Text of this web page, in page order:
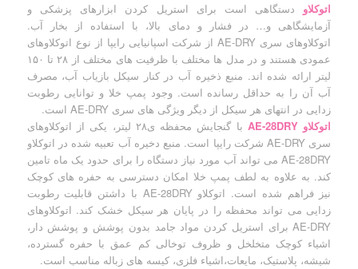
اتوکلاو دستگاهی است برای استریل کردن ابزارهای پزشکی و
آزمایشگاهی و… در فشار و دمای بالا، با استفاده از بخار آب.
اتوکلاوهای سری AE-DRY از شرکت اسپانیایی رایپا از نوع اتوکلاوهای
عمودی هستند و در مدل ها مختلف با ظرفیت های مختلف از ۲۸ تا ۱۵۰
لیتر ارائه شده اند. منبع ذخیره آب در کنار سیکل بازیاب آب، مصرف
آب آن را به حداقل رسانده است. وجود پمپ خلا و توانایی رطوبت
زدایی در انتهای هر سیکل از دیگر ویژگی های سری AE-DRY است.
اتوکلاو AE-28DRY
با گنجایش محفظه ی۲۸ لیتر، یکی از اتوکلاوهای
سری AE-DRY شرکت رایپا است. منبع دخیره آب تعبیه شده در اتوکلاو
AE-28DRY می تواند آب مورد نیاز دستگاه را برای حدود یک ماه تامین
کند. به علاوه به لطف پمپ خلا امکان دسترسی به حفره های کوچک
نیز فراهم شده است. اتوکلاو AE-28DRY با داشتن قابلیت رطوبت
زدایی می تواند محفظه را در پایان هر سیکل خشک کند. اتوکلاوهای
AE-DRY برای استریل کردن مواد جامد بدون پوشش و پوشش دار،
اشیاء کوچک متخلخل و ظروف توخالی کم عمق با حفره گسترده،
شیشه، پلاستیک، مایعات،اشیاء فلزی، کیسه های زباله مناسب است.